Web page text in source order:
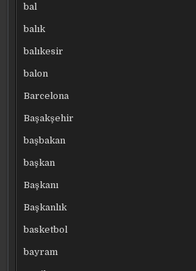
bal
balık
balıkesir
balon
Barcelona
Başakşehir
başbakan
başkan
Başkanı
Başkanlık
basketbol
bayram